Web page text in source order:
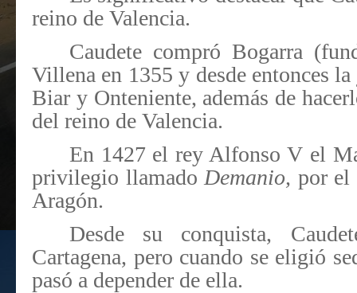
reino de Valencia.
Caudete compró Bogarra
Villena en 1355 y desde entonces
Biar y Onteniente, además de
del reino de Valencia.
En 1427 el rey Alfonso V el
privilegio llamado Demanio, por el
Aragón.
Desde su conquista,
Cartagena, pero cuando se eligió
pasó a depender de ella.